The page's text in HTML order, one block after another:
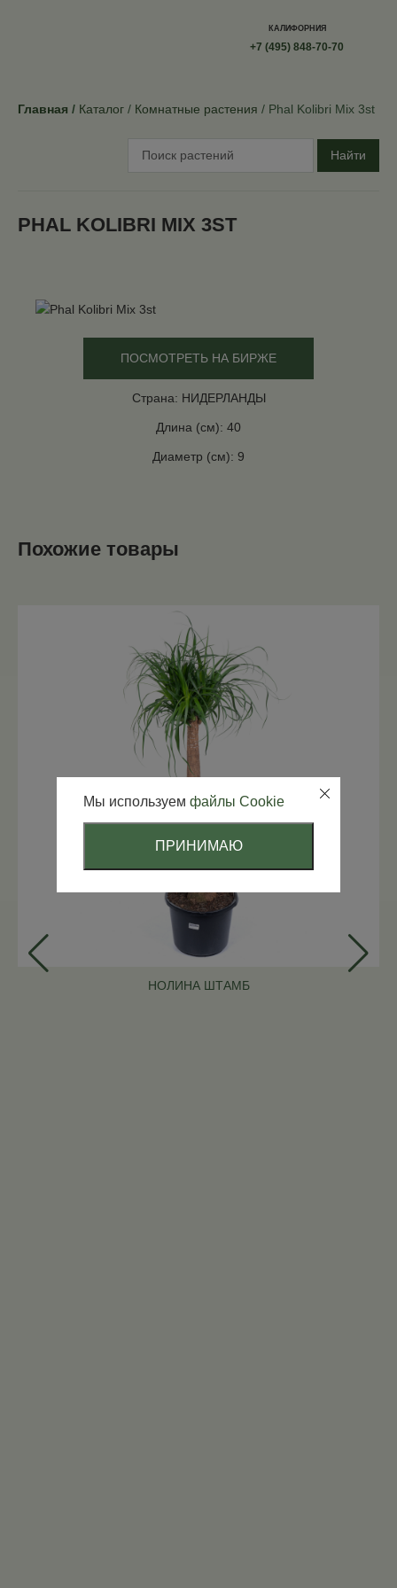
КАЛИФОРНИЯ
+7 (495) 848-70-70
Главная Каталог Комнатные растения Phal Kolibri Mix 3st
Найти
PHAL KOLIBRI MIX 3ST
ПОСМОТРЕТЬ НА БИРЖЕ
Страна: НИДЕРЛАНДЫ
Длина (см): 40
Диаметр (см): 9
Похожие товары
НОЛИНА ШТАМБ
Мы используем файлы Cookie
ПРИНИМАЮ